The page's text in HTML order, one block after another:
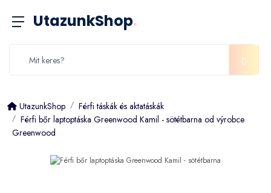
UtazunkShop.
UtazunkShop
Férfi táskák és aktatáskák
Férfi bőr laptoptáska Greenwood Kamil - sötétbarna od výrobce
Greenwood